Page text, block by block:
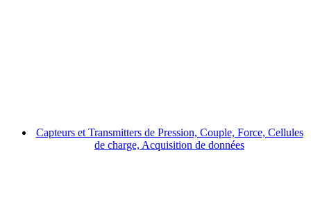
Capteurs et Transmitters de Pression, Couple, Force, Cellules
de charge, Acquisition de données